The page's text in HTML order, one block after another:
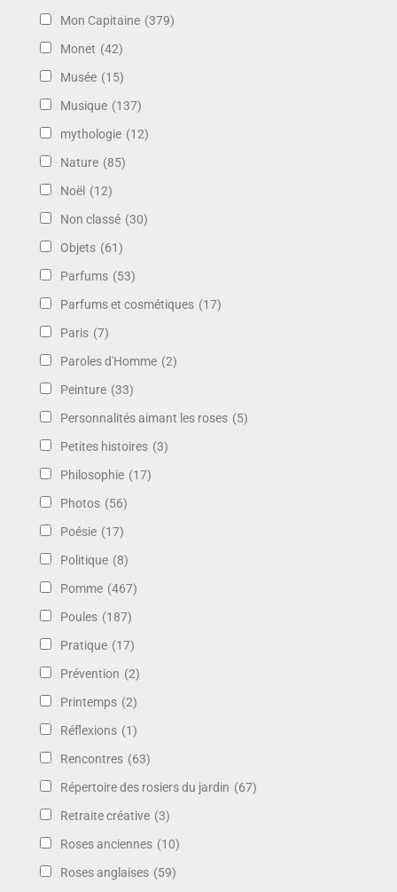
Mon Capitaine (379)
Monet (42)
Musée (15)
Musique (137)
mythologie (12)
Nature (85)
Noël (12)
Non classé (30)
Objets (61)
Parfums (53)
Parfums et cosmétiques (17)
Paris (7)
Paroles d'Homme (2)
Peinture (33)
Personnalités aimant les roses (5)
Petites histoires (3)
Philosophie (17)
Photos (56)
Poésie (17)
Politique (8)
Pomme (467)
Poules (187)
Pratique (17)
Prévention (2)
Printemps (2)
Réflexions (1)
Rencontres (63)
Répertoire des rosiers du jardin (67)
Retraite créative (3)
Roses anciennes (10)
Roses anglaises (59)